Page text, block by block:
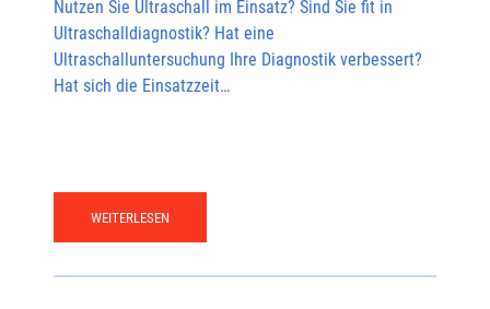
Nutzen Sie Ultraschall im Einsatz? Sind Sie fit in
Ultraschalldiagnostik? Hat eine
Ultraschalluntersuchung Ihre Diagnostik verbessert?
Hat sich die Einsatzzeit…
WEITERLESEN